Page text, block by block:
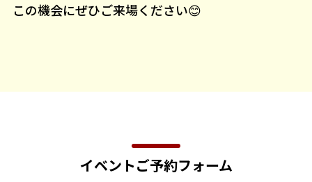
この機会にぜひご来場ください😊
イベントご予約フォーム